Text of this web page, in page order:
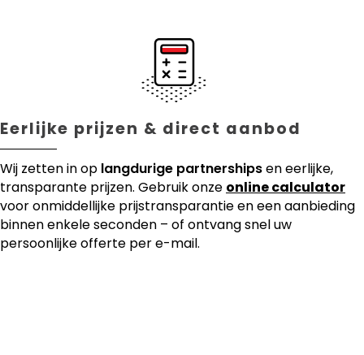
Eerlijke prijzen & direct aanbod
Wij zetten in op langdurige partnershipsen eerlijke,
transparante prijzen. Gebruik onze online calculator
voor onmiddellijke prijstransparantie en een aanbieding
binnen enkele seconden – of ontvang snel uw
persoonlijke offerte per e-mail.